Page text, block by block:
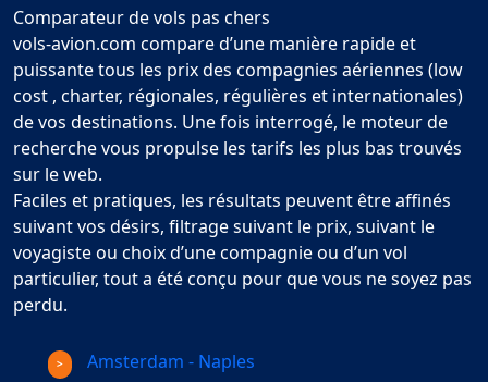
Comparateur de vols pas chers
vols-avion.com compare d’une manière rapide et
puissante tous les prix des compagnies aériennes (low
cost , charter, régionales, régulières et internationales)
de vos destinations. Une fois interrogé, le moteur de
recherche vous propulse les tarifs les plus bas trouvés
sur le web.
Faciles et pratiques, les résultats peuvent être affinés
suivant vos désirs, filtrage suivant le prix, suivant le
voyagiste ou choix d’une compagnie ou d’un vol
particulier, tout a été conçu pour que vous ne soyez pas
perdu.
Amsterdam - Naples